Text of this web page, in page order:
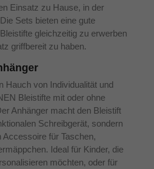
Einsatz zu Hause, in der
Sets bieten eine gute
gleichzeitig zu erwerben
griffbereit zu haben.
Hauch von Individualität und
Bleistifte mit oder ohne
Anhänger macht den Bleistift
Schreibgerät, sondern
für Taschen,
Ideal für Kinder, die
möchten, oder für